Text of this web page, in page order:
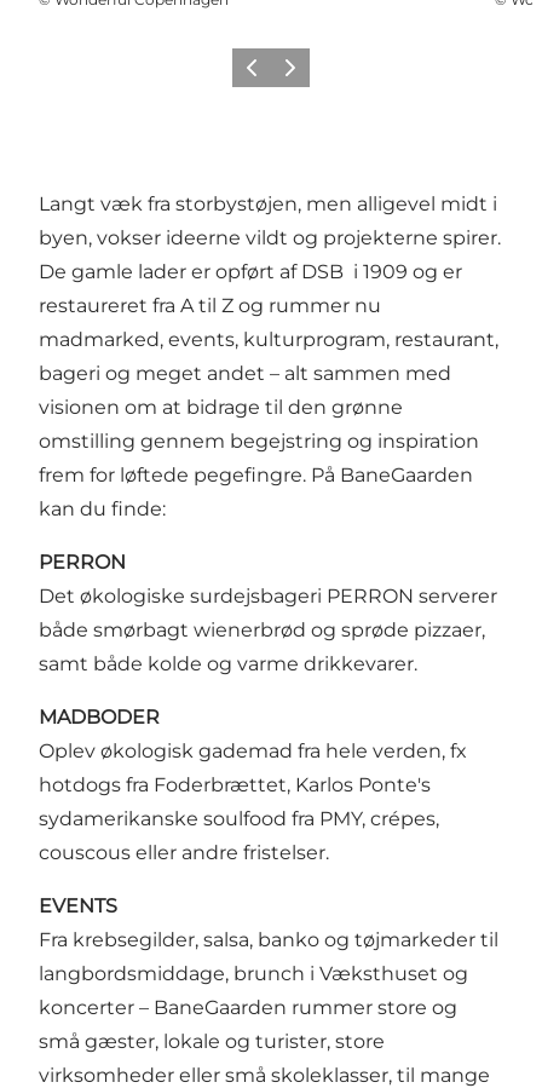
ForrigeNeste
Langt væk fra storbystøjen, men alligevel midt i
byen, vokser ideerne vildt og projekterne spirer.
De gamle lader er opført af DSB i 1909 og er
restaureret fra A til Z og rummer nu
madmarked, events, kulturprogram, restaurant,
bageri og meget andet – alt sammen med
visionen om at bidrage til den grønne
omstilling gennem begejstring og inspiration
frem for løftede pegefingre. På BaneGaarden
kan du finde:
PERRON
Det økologiske surdejsbageri PERRON serverer
både smørbagt wienerbrød og sprøde pizzaer,
samt både kolde og varme drikkevarer.
MADBODER
Oplev økologisk gademad fra hele verden, fx
hotdogs fra Foderbrættet, Karlos Ponte's
sydamerikanske soulfood fra PMY, crépes,
couscous eller andre fristelser.
EVENTS
Fra krebsegilder, salsa, banko og tøjmarkeder til
langbordsmiddage, brunch i Væksthuset og
koncerter – BaneGaarden rummer store og
små gæster, lokale og turister, store
virksomheder eller små skoleklasser, til mange